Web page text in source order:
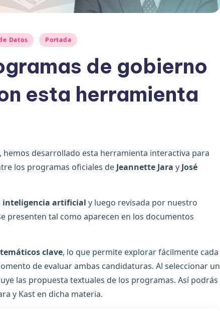
Datos Portada
de gobierno
esta herramienta
hemos desarrollado esta herramienta interactiva para
los programas oficiales deJeannette Jara yJosé
inteligencia artificial y luego revisada por nuestro
presenten tal como aparecen en los documentos
temáticos clave, lo que permite explorar fácilmente cada
de evaluar ambas candidaturas. Al seleccionar un
las propuesta textuales de los programas. Así podrás
y Kast en dicha materia.